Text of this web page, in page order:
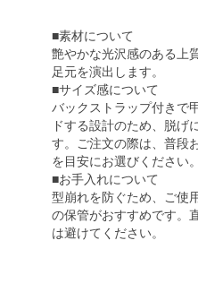
■素材について
艶やかな光沢感のある上
足元を演出します。
■サイズ感について
バックストラップ付きで
ドする設計のため、脱げ
す。ご注文の際は、普段
を目安にお選びください。
■お手入れについて
型崩れを防ぐため、ご使
の保管がおすすめです。
は避けてください。